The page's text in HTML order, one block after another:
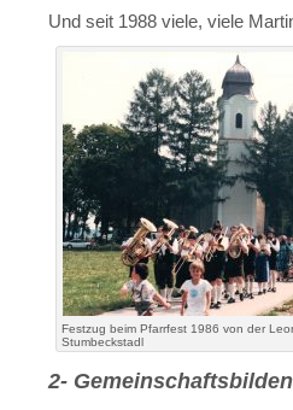
Und seit 1988 viele, viele
Festzug beim Pfarrfest 1986 von der
Stumbeckstadl
2-